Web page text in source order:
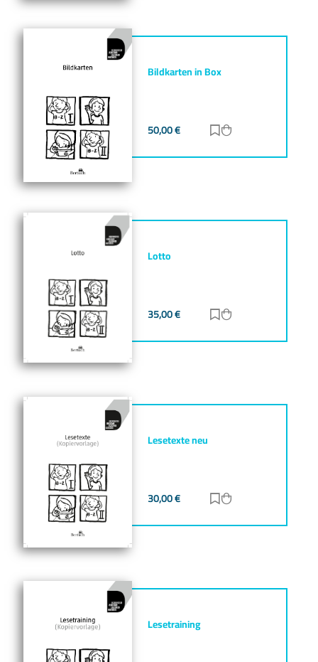
Bildkarten in Box
50,00€ Zur Merkliste
Lotto
35,00€ Zur Merkliste
Lesetexte neu
30,00€ Zur Merkliste
Lesetraining